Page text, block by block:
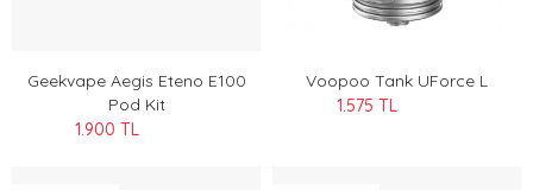
Geekvape Aegis Eteno E100
Pod Kit
1.900 TL
Voopoo Tank UForce L
1.575 TL